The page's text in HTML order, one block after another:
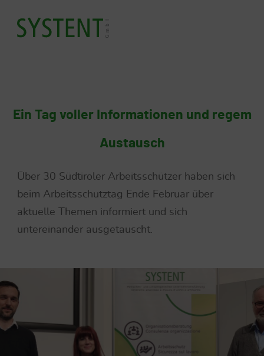
Ein Tag voller Informationen und regem
Austausch
Über 30 Südtiroler Arbeitsschützer haben sich
beim Arbeitsschutztag Ende Februar über
aktuelle Themen informiert und sich
untereinander ausgetauscht.